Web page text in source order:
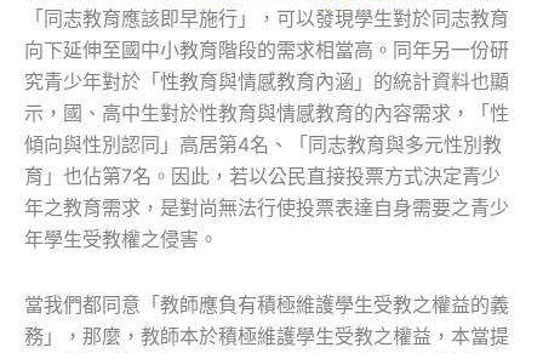
「同志教育應該即早施行」，可以發現學生對於同志教育
向下延伸至國中小教育階段的需求相當高。同年另一份研
究青少年對於「性教育與情感教育內涵」的統計資料也顯
示，國、高中生對於性教育與情感教育的內容需求，「性
傾向與性別認同」高居第4名、「同志教育與多元性別教
育」也佔第7名。因此，若以公民直接投票方式決定青少
年之教育需求，是對尚無法行使投票表達自身需要之青少
年學生受教權之侵害。
當我們都同意「教師應負有積極維護學生受教之權益的義
務」，那麼，教師本於積極維護學生受教之權益，本當提